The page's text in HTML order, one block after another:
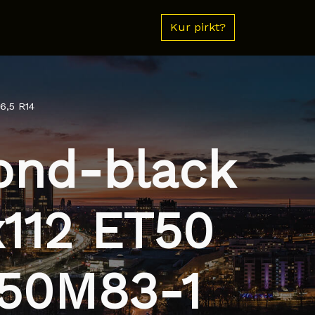
Kur pirkt?
R14
black
ET50
1